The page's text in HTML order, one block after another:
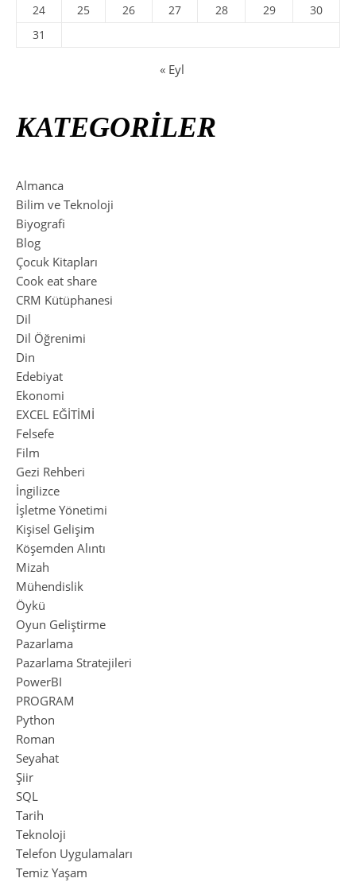
24
25 26 27 28 29
30
31
« Eyl
KATEGORİLER
Almanca
Bilim ve Teknoloji
Biyografi
Blog
Çocuk Kitapları
Cook eat share
CRM Kütüphanesi
Dil
Dil Öğrenimi
Din
Edebiyat
Ekonomi
EXCEL EĞİTİMİ
Felsefe
Film
Gezi Rehberi
İngilizce
İşletme Yönetimi
Kişisel Gelişim
Köşemden Alıntı
Mizah
Mühendislik
Öykü
Oyun Geliştirme
Pazarlama
Pazarlama Stratejileri
PowerBI
PROGRAM
Python
Roman
Seyahat
Şiir
SQL
Tarih
Teknoloji
Telefon Uygulamaları
Temiz Yaşam